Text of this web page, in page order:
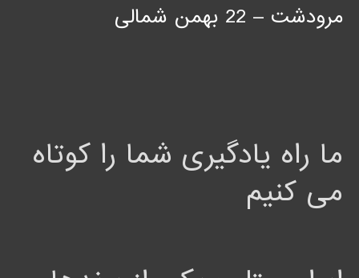
مرودشت – 22 بهمن شمالی
ما راه یادگیری شما را کوتاه
می کنیم